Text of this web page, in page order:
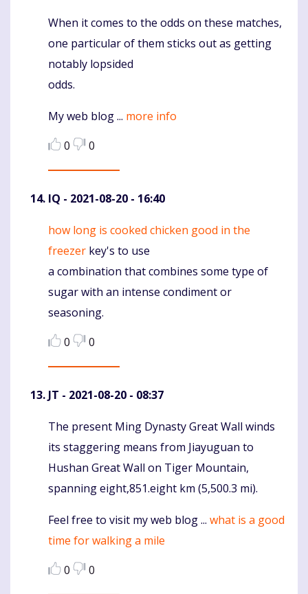
Komentaras
When it comes to the odds on these matches,
one particular of them sticks out as getting
notably lopsided
odds.
My web blog ... more info
0
0
IQ - 2021-08-20 - 16:40
Komentaras
how long is cooked chicken good in the
freezer key's to use
a combination that combines some type of
sugar with an intense condiment or
seasoning.
0
0
JT - 2021-08-20 - 08:37
Komentaras
The present Ming Dynasty Great Wall winds
its staggering means from Jiayuguan to
Hushan Great Wall on Tiger Mountain,
spanning eight,851.eight km (5,500.3 mi).
Feel free to visit my web blog ... what is a good
time for walking a mile
0
0